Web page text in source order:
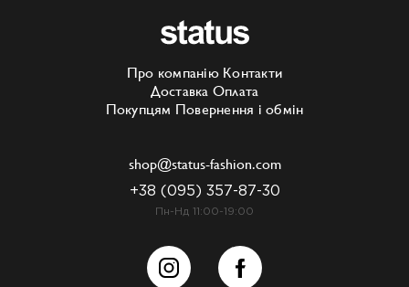
Про компанію Контакти
Доставка Оплата
Покупцям Повернення і обмін
shop@status-fashion.com
+38 (095) 357-87-30
Пн-Нд 11:00-19:00